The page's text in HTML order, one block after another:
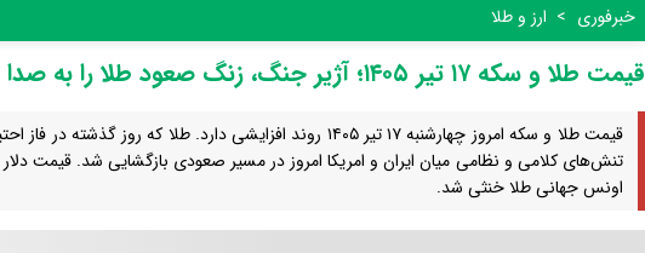
خبرفوری ارز و طلا
قیمت طلا و سکه ۱۷ تیر ۱۴۰۵؛ آژیر جنگ، زنگ صعود طلا را به صدا درآورد
قیمت طلا و سکه امروز چهارشنبه ۱۷ تیر ۱۴۰۵ روند افزایشی دارد. طلا که روز
تنش‌های کلامی و نظامی میان ایران و امریکا امروز در مسیر صعودی بازگشایی شد. قیمت
اونس جهانی طلا خنثی شد.